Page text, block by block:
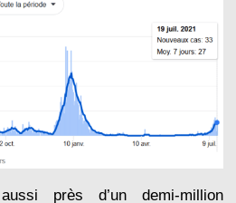
près d’un demi-million